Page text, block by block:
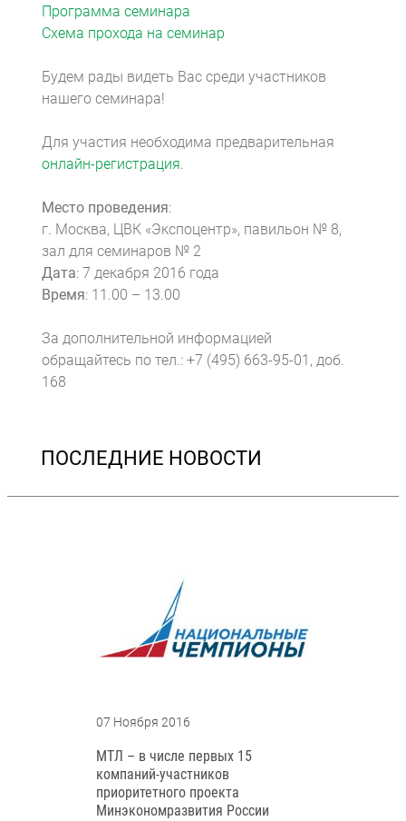
Программа семинара
Схема прохода на семинар
Будем рады видеть Вас среди участников
нашего семинара!
Для участия необходима предварительная
онлайн-регистрация.
Место проведения:
г. Москва, ЦВК «Экспоцентр», павильон № 8,
зал для семинаров № 2
Дата: 7 декабря 2016 года
Время: 11.00 – 13.00
За дополнительной информацией
обращайтесь по тел.: +7 (495) 663-95-01, доб.
168
ПОСЛЕДНИЕ НОВОСТИ
07 Ноября 2016
МТЛ – в числе первых 15
компаний-участников
приоритетного проекта
Минэкономразвития России